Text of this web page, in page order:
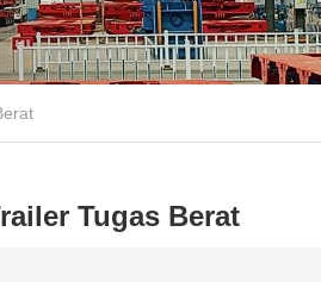
Tugas Berat